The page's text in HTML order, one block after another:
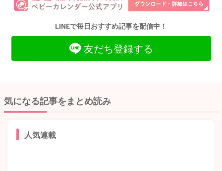
LINEで毎日おすすめ記事を配信中！
友だち登録する
気になる記事をまとめ読み
人気連載